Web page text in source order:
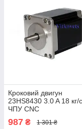
Кроковий двигун
23HS8430 3.0 A 18 кг/
ЧПУ CNC
987 ₴ 1 301 ₴